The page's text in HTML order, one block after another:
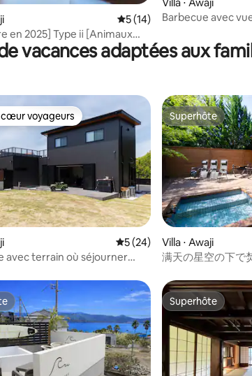
la base de 25 commentaires : 4,92 sur 5
Évaluation moyenne sur la
5 (14)
en 2025] Type ⅱ [Animaux
nuits - 10 % de réduction)
sur la mer d'Awaji (2LDK)
Villa ⋅ Awaji
Barbecue avec
vacances adaptées aux
sur la base de 6 commentaires : 5 sur 5
cœur voyageurs
voyageurs
Évaluation moyenne sur la
5 (24)
avec terrain où séjourner
Superhôte
Superhôte
Villa ⋅ Awaji
满天の星空の下で
shimanoyadoya –
Superhôte
Superhôte